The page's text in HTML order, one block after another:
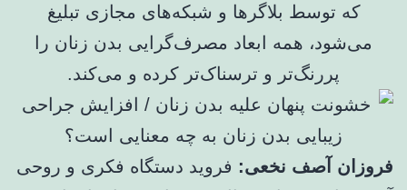
که توسط بلاگرها و شبکه‌های مجازی تبلیغ
می‌شود، همه ابعاد مصرف‌گرایی بدن زنان را
پررنگ‌تر و ترسناک‌تر کرده و می‌کند.
فروزان آصف نخعی: فروید دستگاه فکری و روحی